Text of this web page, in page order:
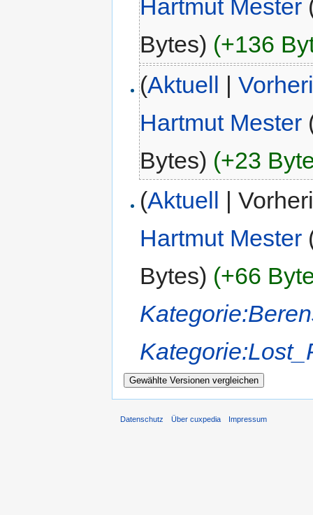
Hartmut Mester
Bytes) (+136
(Aktuell |
Hartmut Mester
Bytes) (+23
(Aktuell |
Hartmut Mester
Bytes) (+66
Datenschutz Über cuxpedia Impressum